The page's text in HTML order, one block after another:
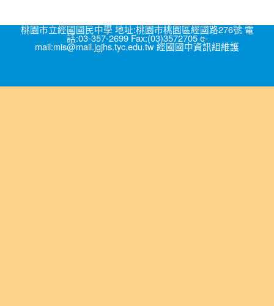
桃園市立經國國民中學 地址:桃園市桃園區經國路276號 電
話:03-357-2699 Fax:(03)3572705 e-
mail:mis@mail.jgjhs.tyc.edu.tw 經國國中資訊組維護